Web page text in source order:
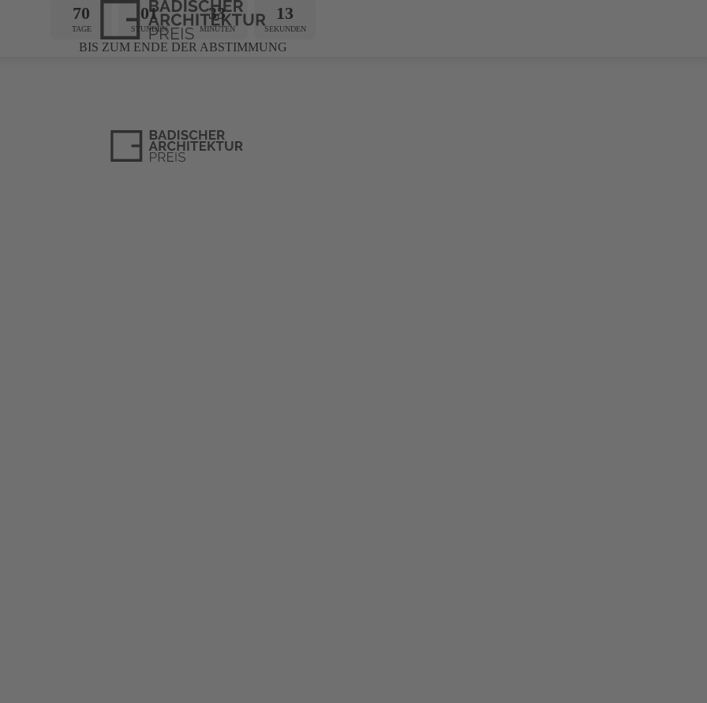
70
TAGE
01
STUNDEN
33
MINUTEN
12
SEKUNDEN
BIS ZUM ENDE DER ABSTIMMUNG